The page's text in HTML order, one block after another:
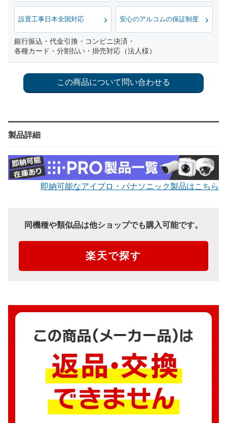
設置工事日本全国対応 安心のアルコムの保証制度
銀行振込・代金引換・コンビニ決済・
各種カード・分割払い・掛売対応（法人様）
製品詳細
即納可能なアイプロ・パナソニック製品はこちら
同機種や類似品は他ショップでも購入可能です。
楽天で探す